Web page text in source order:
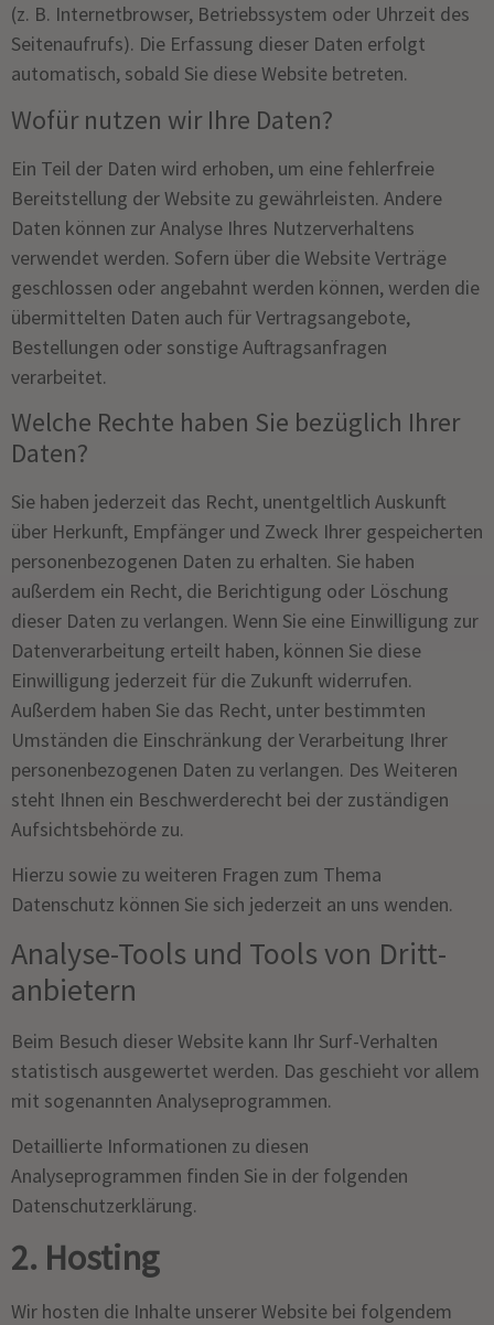
(z. B. Internetbrowser, Betriebssystem oder Uhrzeit des
Seitenaufrufs). Die Erfassung dieser Daten erfolgt
automatisch, sobald Sie diese Website betreten.
Wofür nutzen wir Ihre Daten?
Ein Teil der Daten wird erhoben, um eine fehlerfreie
Bereitstellung der Website zu gewährleisten. Andere
Daten können zur Analyse Ihres Nutzerverhaltens
verwendet werden. Sofern über die Website Verträge
geschlossen oder angebahnt werden können, werden die
übermittelten Daten auch für Vertragsangebote,
Bestellungen oder sonstige Auftragsanfragen
verarbeitet.
Welche Rechte haben Sie bezüglich Ihrer
Daten?
Sie haben jederzeit das Recht, unentgeltlich Auskunft
über Herkunft, Empfänger und Zweck Ihrer gespeicherten
personenbezogenen Daten zu erhalten. Sie haben
außerdem ein Recht, die Berichtigung oder Löschung
dieser Daten zu verlangen. Wenn Sie eine Einwilligung zur
Datenverarbeitung erteilt haben, können Sie diese
Einwilligung jederzeit für die Zukunft widerrufen.
Außerdem haben Sie das Recht, unter bestimmten
Umständen die Einschränkung der Verarbeitung Ihrer
personenbezogenen Daten zu verlangen. Des Weiteren
steht Ihnen ein Beschwerderecht bei der zuständigen
Aufsichtsbehörde zu.
Hierzu sowie zu weiteren Fragen zum Thema
Datenschutz können Sie sich jederzeit an uns wenden.
Analyse-Tools und Tools von Dritt­
anbietern
Beim Besuch dieser Website kann Ihr Surf-Verhalten
statistisch ausgewertet werden. Das geschieht vor allem
mit sogenannten Analyseprogrammen.
Detaillierte Informationen zu diesen
Analyseprogrammen finden Sie in der folgenden
Datenschutzerklärung.
2. Hosting
Wir hosten die Inhalte unserer Website bei folgendem